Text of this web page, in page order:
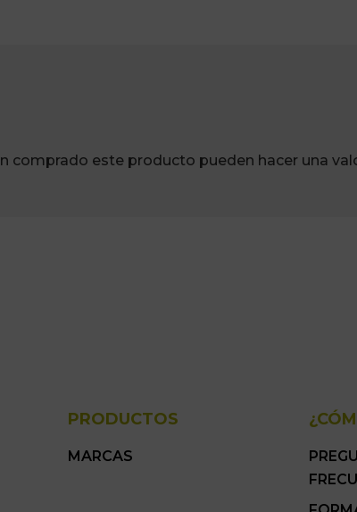
comprado este producto pueden hacer una
PRODUCTOS
MARCAS